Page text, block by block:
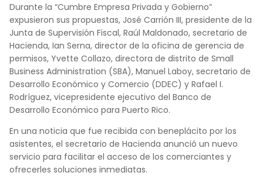
Durante la “Cumbre Empresa Privada y Gobierno”
expusieron sus propuestas, José Carrión III, presidente de la
Junta de Supervisión Fiscal, Raúl Maldonado, secretario de
Hacienda, Ian Serna, director de la oficina de gerencia de
permisos, Yvette Collazo, directora de distrito de Small
Business Administration (SBA), Manuel Laboy, secretario de
Desarrollo Económico y Comercio (DDEC) y Rafael I.
Rodríguez, vicepresidente ejecutivo del Banco de
Desarrollo Económico para Puerto Rico.
En una noticia que fue recibida con beneplácito por los
asistentes, el secretario de Hacienda anunció un nuevo
servicio para facilitar el acceso de los comerciantes y
ofrecerles soluciones inmediatas.